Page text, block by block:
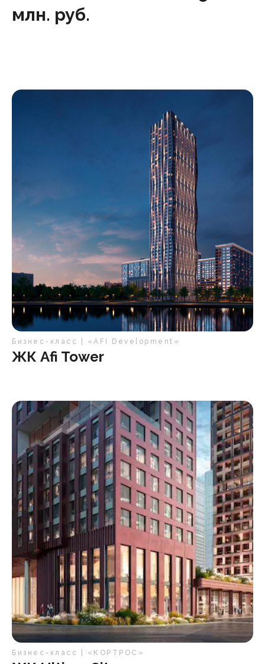
млн. руб.
Бизнес-класс | «AFI Development»
ЖК Afi Tower
Бизнес-класс | «КОРТРОС»